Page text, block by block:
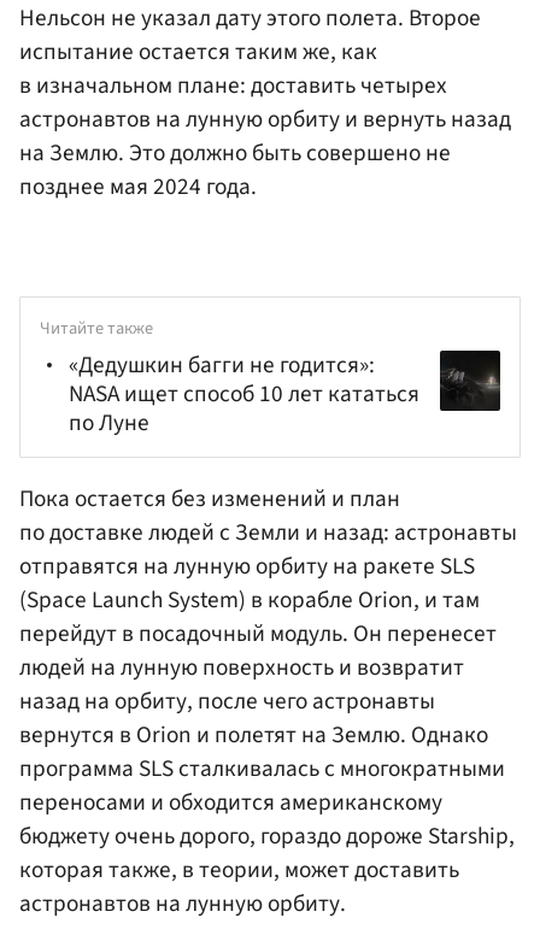
Нельсон не указал дату этого полета. Второе
испытание остается таким же, как
в изначальном плане: доставить четырех
астронавтов на лунную орбиту и вернуть назад
на Землю. Это должно быть совершено не
позднее мая 2024 года.
Читайте также
«Дедушкин багги не годится»:
NASA ищет способ 10 лет кататься
по Луне
Пока остается без изменений и план
по доставке людей с Земли и назад: астронавты
отправятся на лунную орбиту на ракете SLS
(Space Launch System) в корабле Orion, и там
перейдут в посадочный модуль. Он перенесет
людей на лунную поверхность и возвратит
назад на орбиту, после чего астронавты
вернутся в Orion и полетят на Землю. Однако
программа SLS сталкивалась с многократными
переносами и обходится американскому
бюджету очень дорого, гораздо дороже Starship,
которая также, в теории, может доставить
астронавтов на лунную орбиту.